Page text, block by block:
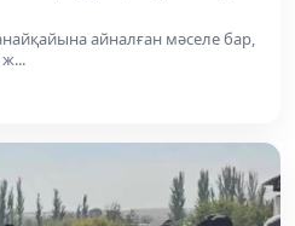
айналған мәселе бар,